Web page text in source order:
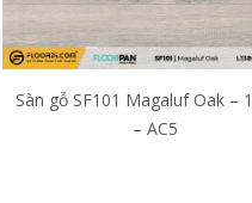
Sàn gỗ SF101 Magaluf Oak –
– AC5